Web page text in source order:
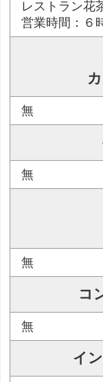
レストラン花
営業時間：６
無
無
無
コ
無
イ